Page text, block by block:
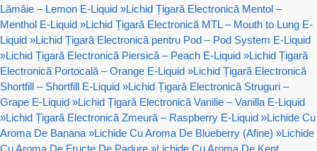
Lămâie – Lemon E-Liquid »Lichid Țigară Electronică Mentol –
Menthol E-Liquid »Lichid Țigară Electronică MTL – Mouth to Lung E-
Liquid »Lichid Țigară Electronică pentru Pod – Pod System E-Liquid
»Lichid Țigară Electronică Piersică – Peach E-Liquid »Lichid Țigară
Electronică Portocală – Orange E-Liquid »Lichid Țigară Electronică
Shortfill – Shortfill E-Liquid »Lichid Țigară Electronică Struguri –
Grape E-Liquid »Lichid Țigară Electronică Vanilie – Vanilla E-Liquid
»Lichid Țigară Electronică Zmeură – Raspberry E-Liquid »Lichide Cu
Aroma De Banana »Lichide Cu Aroma De Blueberry (Afine) »Lichide
Cu Aroma De Fructe De Padure »Lichide Cu Aroma De Kent